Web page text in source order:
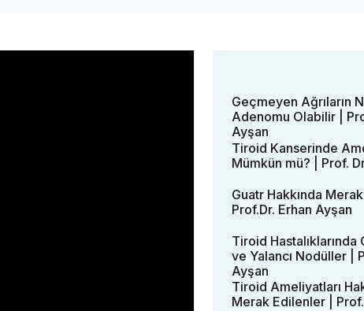
Geçmeyen Ağrıların
Adenomu Olabilir |
Ayşan
Tiroid Kanserinde
Mümkün mü? | Prof.
Guatr Hakkında
Prof.Dr. Erhan Ayşan
Tiroid
ve Yalancı Nodüller |
Ayşan
Tiroid Ameliyatları
Merak Edilenler |